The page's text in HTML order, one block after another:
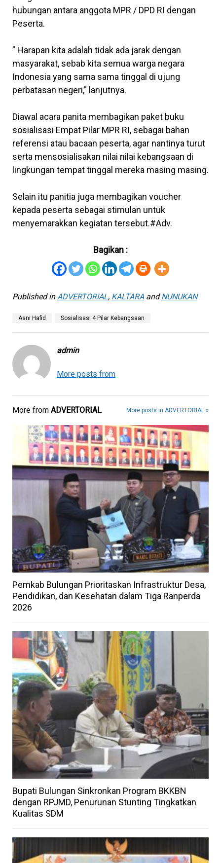
hubungan antara anggota MPR / DPD RI dengan
Peserta.
” Harapan kita adalah tidak ada jarak dengan
masyarakat, sebab kita semua warga negara
Indonesia yang sama sama tinggal di ujung
perbatasan negeri,” lanjutnya.
Diawal acara panita membagikan paket buku
sosialisasi Empat Pilar MPR RI, sebagai bahan
referensi atau bacaan peserta, agar nantinya turut
serta mensosialisakan nilai nilai kebangsaan di
lingkungan tempat tinggal mereka masing masing.
Selain itu panitia juga membagikan voucher
kepada peserta sebagai stimulan untuk
menyemarakkan kegiatan tersebut.#Adv.
Bagikan :
Published in ADVERTORIAL, KALTARAandNUNUKAN
Asni Hafid Sosialisasi 4 Pilar Kebangsaan
admin
More posts from
More from ADVERTORIAL More posts in ADVERTORIAL »
Pemkab Bulungan Prioritaskan Infrastruktur Desa,
Pendidikan, dan Kesehatan dalam Tiga Ranperda
2026
Bupati Bulungan Sinkronkan Program BKKBN
dengan RPJMD, Penurunan Stunting Tingkatkan
Kualitas SDM